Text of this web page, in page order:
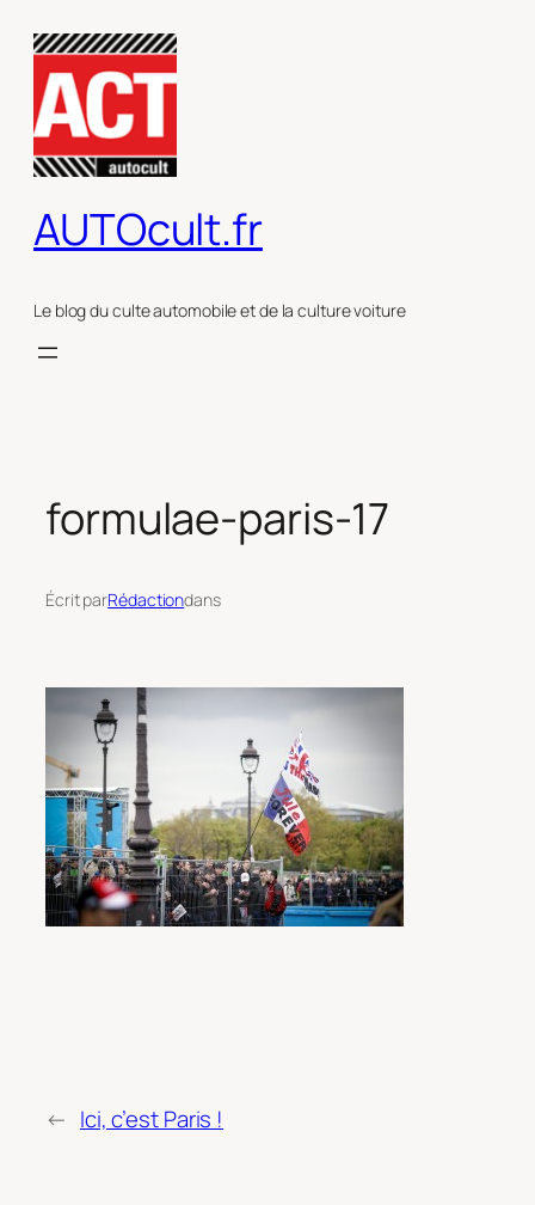
contenu
AUTOcult.fr
Le blog du culte automobile et de la culture voiture
formulae-paris-17
Écrit parRédactiondans
← Ici, c’est Paris !